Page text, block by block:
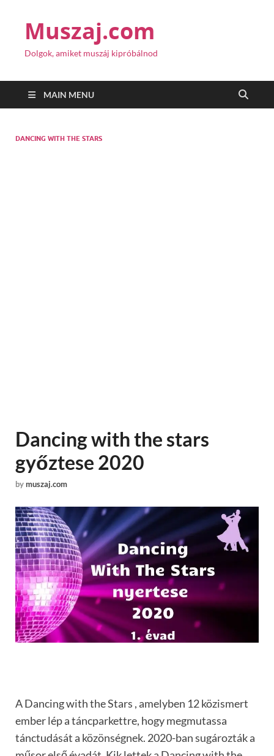
Muszaj.com
Dolgok, amiket muszáj kipróbálnod
MAIN MENU
DANCING WITH THE STARS
Dancing with the stars
győztese 2020
bymuszaj.com
A Dancing with the Stars , amelyben 12 közismert
ember lép a táncparkettre, hogy megmutassa
tánctudását a közönségnek. 2020-ban sugározták a